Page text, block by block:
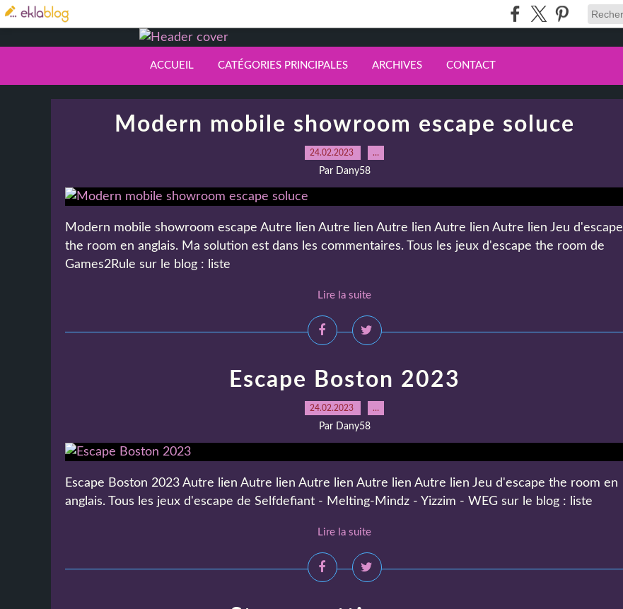
ACCUEIL CATÉGORIES PRINCIPALES ARCHIVES CONTACT
Modern mobile showroom escape soluce
24.02.2023 …
Par Dany58
Modern mobile showroom escape Autre lien Autre lien Autre lien Autre lien Autre lien Jeu d'escape
the room en anglais. Ma solution est dans les commentaires. Tous les jeux d'escape the room de
Games2Rule sur le blog : liste
Lire la suite
Escape Boston 2023
24.02.2023 …
Par Dany58
Escape Boston 2023 Autre lien Autre lien Autre lien Autre lien Autre lien Jeu d'escape the room en
anglais. Tous les jeux d'escape de Selfdefiant - Melting-Mindz - Yizzim - WEG sur le blog : liste
Lire la suite